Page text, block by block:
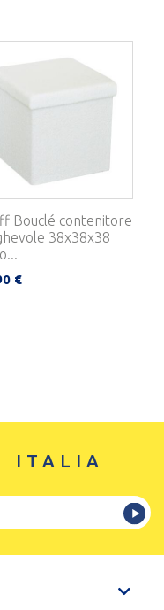
Bouclé contenitore
38x38x38
€
ITALIA